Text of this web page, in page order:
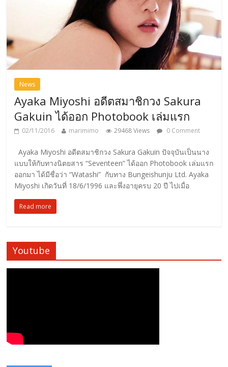
News
Ayaka Miyoshi อดีตสมาชิกวง Sakura
Gakuin ได้ออก Photobook เล่มแรก
02/11/2016 marimimo 29468 Views 0 Comment
Ayaka Miyoshi อดีตสมาชิกวง Sakura Gakuin ปัจจุบันเป็นนาง
แบบให้กับทางนิตยสาร “Seventeen” ได้ออก Photobook เล่มแรก
ออกมา ได้มีชื่อว่า “Watashi” กับทาง Bungeishunju Ltd. Ayaka
Miyoshi เกิดวันที่ 18/6/1996 และพึ่งอายุครบ 20 ปี ไปเมื่อ
Read more
Youtube